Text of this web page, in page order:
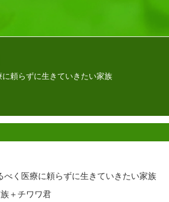
頼らずに生きていきたい家族
べく医療に頼らずに生きていきたい家族
＋チワワ君